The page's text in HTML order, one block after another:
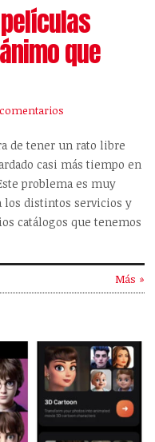
que
de tener un rato libre
casi más tiempo en
problema es muy
los distintos servicios y
catálogos que tenemos
Más »